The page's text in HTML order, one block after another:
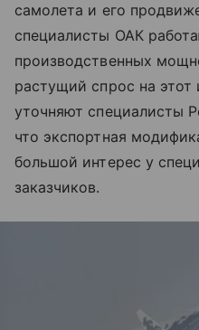
самолета и его
специалисты ОАК
производственных
растущий спрос на
уточняют специалисты
что экспортная
большой интерес у
заказчиков.